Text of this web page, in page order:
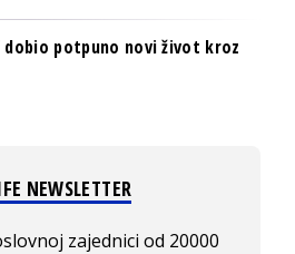
dobio potpuno novi život kroz
NEWSLETTER
zajednici od 20000